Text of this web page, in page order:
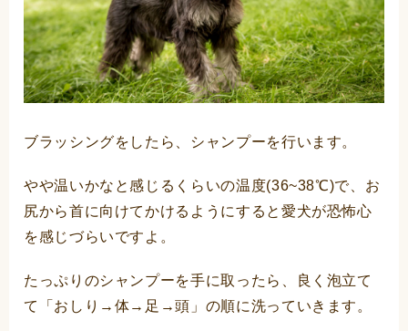
ブラッシングをしたら、シャンプーを行います。
やや温いかなと感じるくらいの温度(36~38℃)で、お
尻から首に向けてかけるようにすると愛犬が恐怖心
を感じづらいですよ。
たっぷりのシャンプーを手に取ったら、良く泡立て
て「おしり→体→足→頭」の順に洗っていきます。